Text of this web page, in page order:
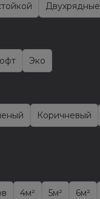
Двухрядные
Эко
Коричневый
4м² 5м² 6м²